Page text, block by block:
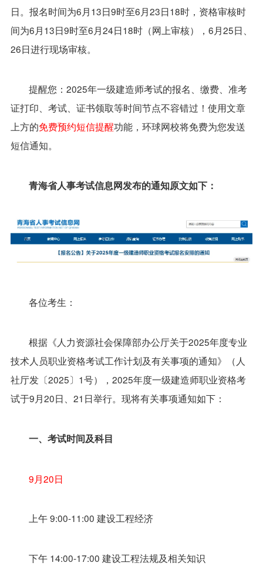
日。报名时间为6月13日9时至6月23日18时，资格审核时
间为6月13日9时至6月24日18时（网上审核），6月25日、
26日进行现场审核。
提醒您：2025年一级建造师考试的报名、缴费、准考
证打印、考试、证书领取等时间节点不容错过！使用文章
上方的免费预约短信提醒功能，环球网校将免费为您发送
短信通知。
青海省人事考试信息网发布的通知原文如下：
各位考生：
根据《人力资源社会保障部办公厅关于2025年度专业
技术人员职业资格考试工作计划及有关事项的通知》（人
社厅发〔2025〕1号），2025年度一级建造师职业资格考
试于9月20日、21日举行。现将有关事项通知如下：
一、考试时间及科目
9月20日
上午 9:00-11:00 建设工程经济
下午 14:00-17:00 建设工程法规及相关知识